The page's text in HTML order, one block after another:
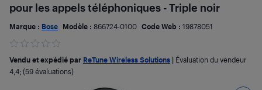
pour les appels téléphoniques - Triple noir
Marque : Bose Modèle : 866724-0100 Code Web : 19878051
Vendu et expédié par ReTune Wireless Solutions
Évaluation du vendeur
4,4; (59 évaluations)